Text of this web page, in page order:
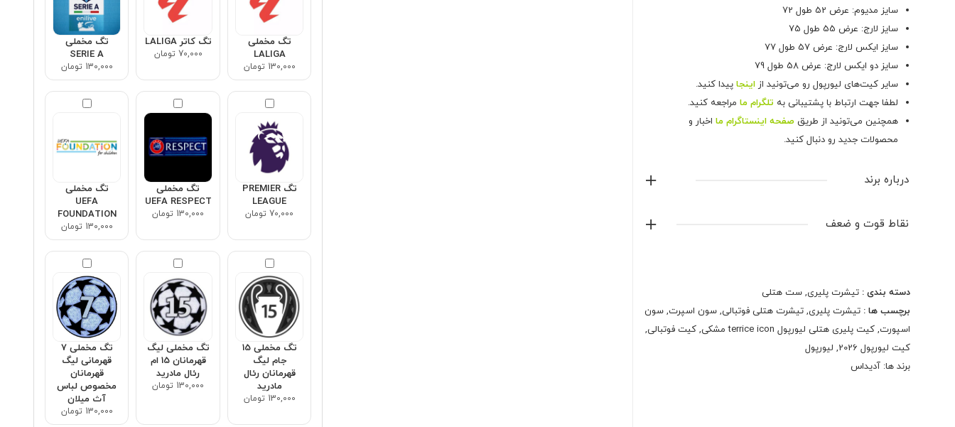
سایز مدیوم: عرض 52 طول 72
سایز لارج: عرض 55 طول 75
سایز ایکس لارج: عرض 57 طول 77
سایز دو ایکس لارج: عرض 58 طول 79
سایر کیت‌های لیورپول رو می‌تونید از اینجا پیدا کنید.
لطفا جهت ارتباط با پشتیبانی به تلگرام ما مراجعه کنید.
همچنین می‌تونید از طریق صفحه اینستاگرام ما اخبار و
محصولات جدید رو دنبال کنید.
درباره برند
نقاط قوت و ضعف
دسته بندی : تیشرت پلیری, ست هتلی
برچسب ها : تیشرت پلیری, تیشرت هتلی فوتبالی, سون اسپرت, سون
اسپورت, کیت پلیری هتلی لیورپول terrice icon مشکی , کیت فوتبالی,
کیت لیورپول 2026
, لیورپول
برند ها: آدیداس
تگ مخملی
LALIGA
130,000 تومان
تگ کاتر LALIGA
70,000 تومان
تگ مخملی
SERIE A
130,000 تومان
تگ PREMIER
LEAGUE
70,000 تومان
تگ مخملی
UEFA RESPECT
130,000 تومان
تگ مخملی
UEFA
FOUNDATION
130,000 تومان
تگ مخملی 15
جام لیگ
قهرمانان رئال
مادرید
130,000 تومان
تگ مخملی لیگ
قهرمانان 15 ام
رئال مادرید
130,000 تومان
تگ مخملی ۷
قهرمانی لیگ
قهرمانان
مخصوص لباس
آث میلان
130,000 تومان